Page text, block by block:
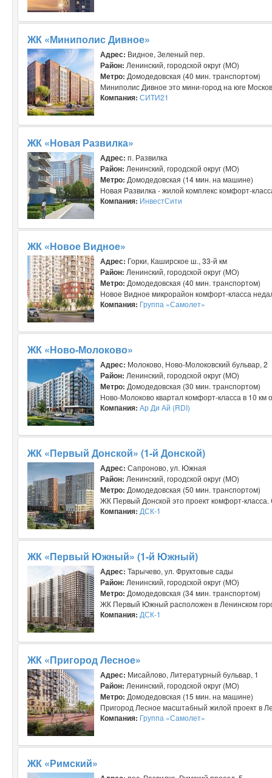
ЖК «Миниполис Дивное»
Адрес: Видное, Зеленый пер.
Район: Ленинский, городской округ (МО)
Метро: Домодедовская (40 мин. транспортом)
Миниполис Дивное это мини-город на юге
Компания: СИТИ21
ЖК «Новая Развилка»
Адрес: п. Развилка
Район: Ленинский, городской округ (МО)
Метро: Домодедовская (14 мин. на машине)
Новая Развилка - жилой комплекс комфорт-
Компания: ИнвестСити
ЖК «Новое Видное»
Адрес: Горки, Каширское ш., 33-й км
Район: Ленинский, городской округ (МО)
Метро: Домодедовская (40 мин. транспортом)
Новое Видное микрорайон комфорт-класса
Компания: Группа «Самолет»
ЖК «Ново-Молоково»
Адрес: Молоково, Ново-Молоковский бульвар, 2
Район: Ленинский, городской округ (МО)
Метро: Домодедовская (30 мин. транспортом)
Ново-Молоково квартал комфорт-класса в 10
Компания: Ар Ди Ай (RDI)
ЖК «Первый Донской» (1-й Донской)
Адрес: Сапроново, ул. Южная
Район: Ленинский, городской округ (МО)
Метро: Домодедовская (50 мин. транспортом)
ЖК Первый Донской это проект комфорт-
Компания: ДСК-1
ЖК «Первый Южный» (1-й Южный)
Адрес: Тарычево, ул. Фруктовые сады
Район: Ленинский, городской округ (МО)
Метро: Домодедовская (34 мин. транспортом)
ЖК Первый Южный расположен в Ленинском
Компания: ДСК-1
ЖК «Пригород Лесное»
Адрес: Мисайлово, Литературный бульвар, 1
Район: Ленинский, городской округ (МО)
Метро: Домодедовская (15 мин. на машине)
Пригород Лесное масштабный жилой проект в
Компания: Группа «Самолет»
ЖК «Римский»